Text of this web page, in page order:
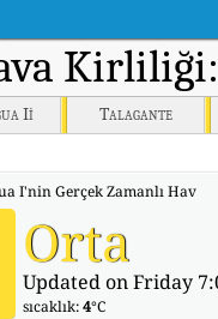
Kirliliği:
Ii Talagante
I'nin Gerçek Zamanlı Hava
Orta
Updated on Friday
sıcaklık:4°C